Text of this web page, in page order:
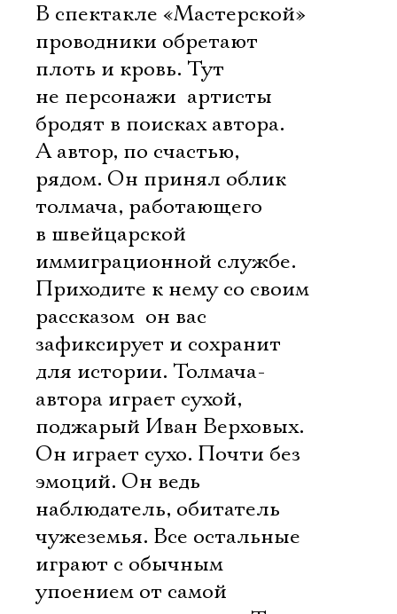
В спектакле «Мастерской»
проводники обретают
плоть и кровь. Тут
не персонажи  артисты
бродят в поисках автора.
А автор, по счастью,
рядом. Он принял облик
толмача, работающего
в швейцарской
иммиграционной службе.
Приходите к нему со своим
рассказом  он вас
зафиксирует и сохранит
для истории. Толмача-
автора играет сухой,
поджарый Иван Верховых.
Он играет сухо. Почти без
эмоций. Он ведь
наблюдатель, обитатель
чужеземья. Все остальные
играют с обычным
упоением от самой